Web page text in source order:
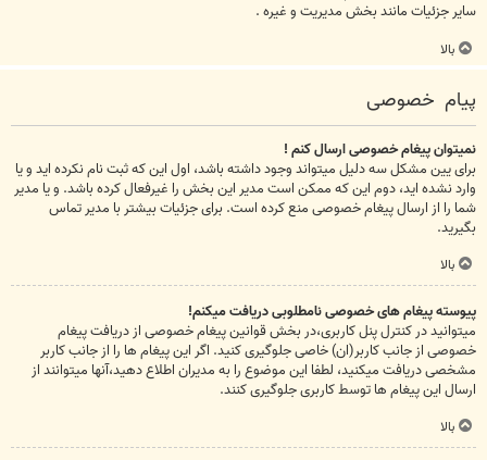
سایر جزئیات مانند بخش مدیریت و غیره .
بالا
پیام خصوصی
نمیتوان پیغام خصوصی ارسال کنم !
برای یین مشکل سه دلیل میتواند وجود داشته باشد، اول این که ثبت نام نکرده اید و یا
وارد نشده اید، دوم این که ممکن است مدیر این بخش را غیرفعال کرده باشد. و یا مدیر
شما را از ارسال پیغام خصوصی منع کرده است. برای جزئیات بیشتر با مدیر تماس
بگیرید.
بالا
پیوسته پیغام های خصوصی نامطلوبی دریافت میکنم!
میتوانید در کنترل پنل کاربری،در بخش قوانین پیغام خصوصی از دریافت پیغام
خصوصی از جانب کاربر(ان) خاصی جلوگیری کنید. اگر این پیغام ها را از جانب کاربر
مشخصی دریافت میکنید، لطفا این موضوع را به مدیران اطلاع دهید،آنها میتوانند از
ارسال این پیغام ها توسط کاربری جلوگیری کنند.
بالا